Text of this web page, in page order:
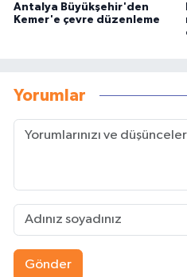
Antalya Büyükşehir'den
Kemer'e çevre düzenleme
Yorumlar
Gönder